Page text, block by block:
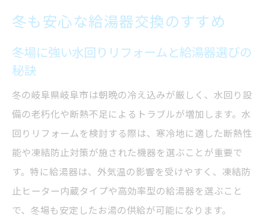
冬も安心な給湯器交換のすすめ
冬場に強い水回りリフォームと給湯器選びの
秘訣
冬の岐阜県岐阜市は朝晩の冷え込みが厳しく、水回り設
備の老朽化や断熱不足によるトラブルが増加します。水
回りリフォームを検討する際は、寒冷地に適した断熱性
能や凍結防止対策が施された機器を選ぶことが重要で
す。特に給湯器は、外気温の影響を受けやすく、凍結防
止ヒーター内蔵タイプや高効率型の給湯器を選ぶこと
で、冬場も安定したお湯の供給が可能になります。